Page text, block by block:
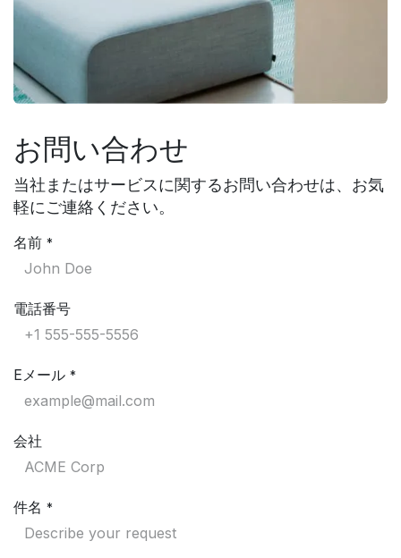
お問い合わせ
当社またはサービスに関するお問い合わせは、お気
軽にご連絡ください。
名前 *
電話番号
Eメール *
会社
件名 *